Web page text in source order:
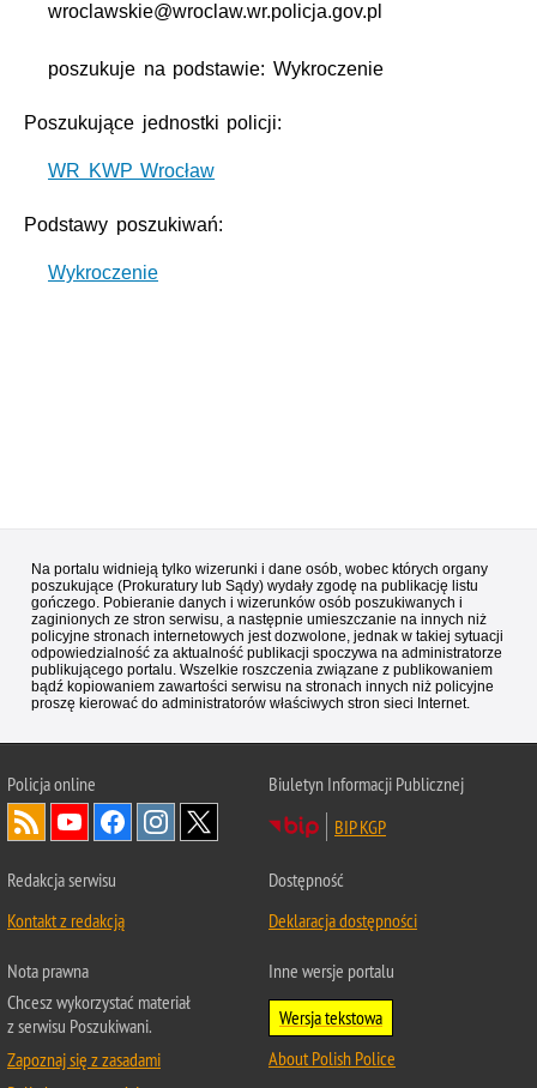
wroclawskie@wroclaw.wr.policja.gov.pl
poszukuje na podstawie: Wykroczenie
Poszukujące jednostki policji:
WR KWP Wrocław
Podstawy poszukiwań:
Wykroczenie
Na portalu widnieją tylko wizerunki i dane osób, wobec których organy
poszukujące (Prokuratury lub Sądy) wydały zgodę na publikację listu
gończego. Pobieranie danych i wizerunków osób poszukiwanych i
zaginionych ze stron serwisu, a następnie umieszczanie na innych niż
policyjne stronach internetowych jest dozwolone, jednak w takiej sytuacji
odpowiedzialność za aktualność publikacji spoczywa na administratorze
publikującego portalu. Wszelkie roszczenia związane z publikowaniem
bądź kopiowaniem zawartości serwisu na stronach innych niż policyjne
proszę kierować do administratorów właściwych stron sieci Internet.
Policjaonline
Biuletyn Informacji Publicznej
BIP KGP
Redakcja serwisu
Kontakt z redakcją
Dostępność
Deklaracja dostępności
Nota prawna
Chcesz wykorzystać materiał
z serwisu Poszukiwani.
Zapoznaj się z zasadami
Inne wersje portalu
Wersja tekstowa
About Polish Police